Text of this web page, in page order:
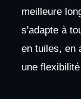
meilleure
s'adapte à
en tuiles, en
une